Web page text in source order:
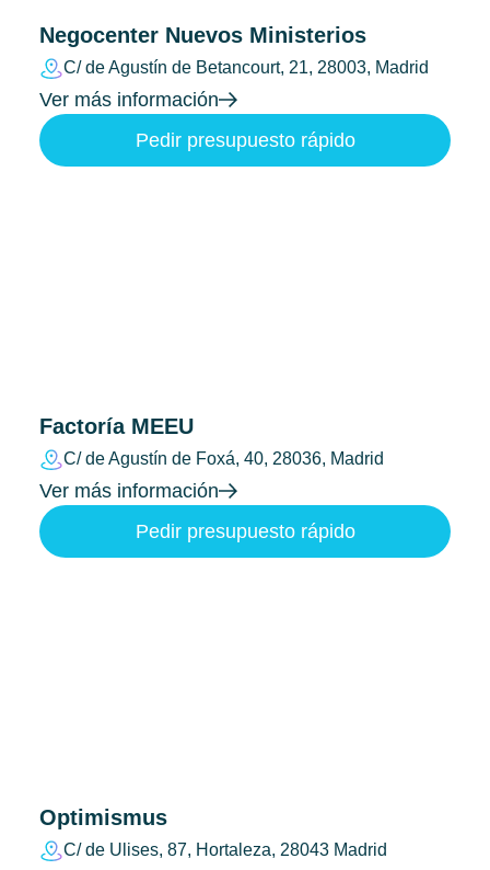
Negocenter Nuevos Ministerios
C/ de Agustín de Betancourt, 21, 28003, Madrid
Ver más información
Pedir presupuesto rápido
Factoría MEEU
C/ de Agustín de Foxá, 40, 28036, Madrid
Ver más información
Pedir presupuesto rápido
Optimismus
C/ de Ulises, 87, Hortaleza, 28043 Madrid